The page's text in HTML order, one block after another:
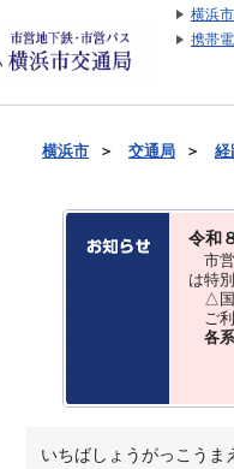
横浜
携帯
横浜市 ＞ 交通局 ＞ 経
令和
市営
は特
△国
ご利
各
いちばしょうがっこうま